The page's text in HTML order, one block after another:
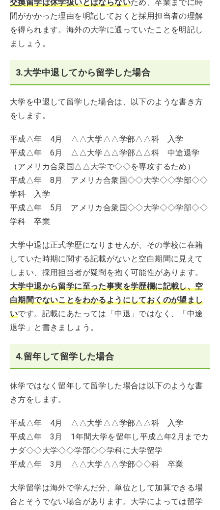
交換留学は休学扱いとはならないため、卒業までに時
間がかかった理由を明記しておくと採用担当者の理解
を得られます。海外の大学に通っていたことを明記し
ましょう。
3.大学中退してから留学した場合
大学を中退して留学した場合は、以下のような書き方
をします。
平成△年 4月 △△大学△△学部△△科 入学
平成△年 6月 △△大学△△学部△△科 中途退学
（アメリカ合衆国△△大学で◇◇を専攻するため）
平成△年 8月 アメリカ合衆国◇◇大学◇◇学部◇◇
学科 入学
平成△年 5月 アメリカ合衆国◇◇大学◇◇学部◇◇
学科 卒業
大学中退は正式学歴になりませんが、その学校に在籍
していた時期に関する記載がないと空白期間に見えて
しまい、採用担当者が疑問を抱く可能性があります。
大学中退から留学に至った事実を学歴欄に記載し、空
白期間でないことをわかるようにしておくのが望まし
いです。記載にあたっては「中退」ではなく、「中途
退学」と書きましょう。
4.留年して留学した場合
休学ではなく留年して留学した場合は以下のような書
き方をします。
平成△年 4月 △△大学△△学部△△科 入学
平成△年 3月 1年間大学を留年し平成△年2月までカ
ナダ◇◇大学◇◇学部◇◇学科に大学留学
平成△年 3月 △△大学△△学部◇◇科 卒業
大学留学は海外で学んだ分、単位として加算できる場
合とそうでない場合があります。大学によっては留学